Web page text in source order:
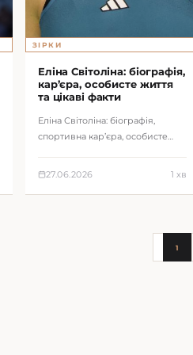
ЗІРКИ
Еліна Світоліна: біографія,
кар’єра, особисте життя
та цікаві факти
Еліна Світоліна: біографія,
спортивна кар’єра, особисте
27.06.2026 1 хв
1